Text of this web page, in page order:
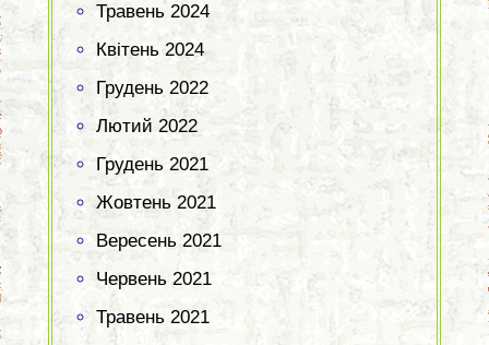
Травень 2024
Квітень 2024
Грудень 2022
Лютий 2022
Грудень 2021
Жовтень 2021
Вересень 2021
Червень 2021
Травень 2021